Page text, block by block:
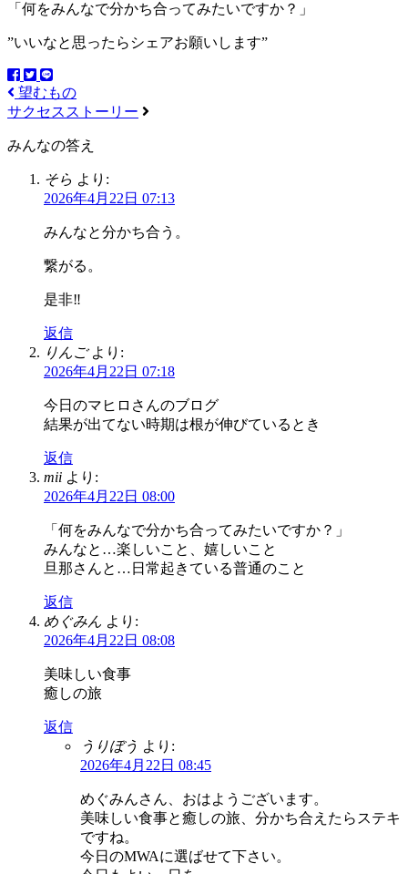
「何をみんなで分かち合ってみたいですか？」
”いいなと思ったらシェアお願いします”
望むもの
サクセスストーリー
みんなの答え
そら より:
2026年4月22日 07:13
みんなと分かち合う。
繋がる。
是非‼️
返信
りんご より:
2026年4月22日 07:18
今日のマヒロさんのブログ
結果が出てない時期は根が伸びているとき
返信
mii より:
2026年4月22日 08:00
「何をみんなで分かち合ってみたいですか？」
みんなと…楽しいこと、嬉しいこと
旦那さんと…日常起きている普通のこと
返信
めぐみん より:
2026年4月22日 08:08
美味しい食事
癒しの旅
返信
うりぼう より:
2026年4月22日 08:45
めぐみんさん、おはようございます。
美味しい食事と癒しの旅、分かち合えたらステキ
ですね。
今日のMWAに選ばせて下さい。